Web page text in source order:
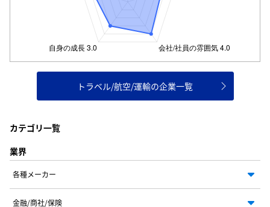
トラベル/航空/運輸の企業一覧
カテゴリ一覧
業界
各種メーカー
金融/商社/保険